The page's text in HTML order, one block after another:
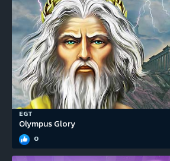
EGT
Olympus Glory
0